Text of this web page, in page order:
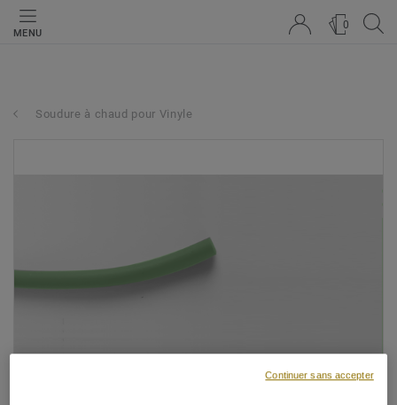
MENU
0
Soudure à chaud pour Vinyle
Continuer sans accepter